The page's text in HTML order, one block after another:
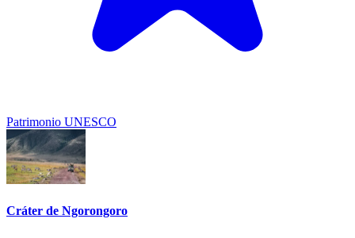
Patrimonio UNESCO
Cráter de Ngorongoro